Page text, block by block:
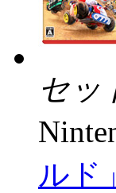
セッ
ルド